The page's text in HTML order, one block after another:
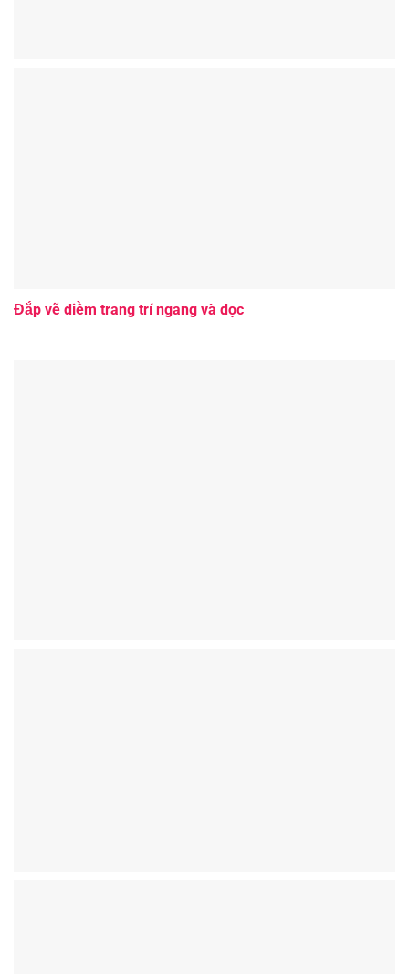
Đắp vẽ diềm trang trí ngang và dọc